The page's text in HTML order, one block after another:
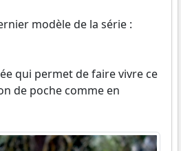
modèle de la série :
qui permet de faire vivre ce
de poche comme en